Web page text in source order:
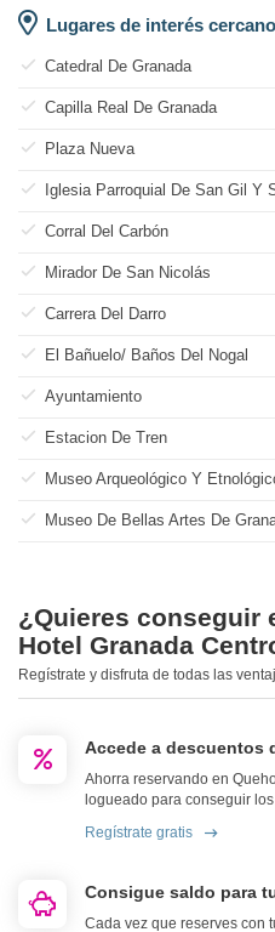
Lugares de interés
Catedral De Granada
Capilla Real De Granada
Plaza Nueva
Iglesia Parroquial De San Gil Y
Corral Del Carbón
Mirador De San Nicolás
Carrera Del Darro
El Bañuelo/ Baños Del Nogal
Ayuntamiento
Estacion De Tren
Museo Arqueológico Y
Museo De Bellas Artes De
¿Quieres conseguir
Hotel Granada
Regístrate y disfruta de todas las
Accede a descuentos
Ahorra reservando en
logueado para conseguir
Regístrate gratis
Consigue saldo para
Cada vez que reserves con